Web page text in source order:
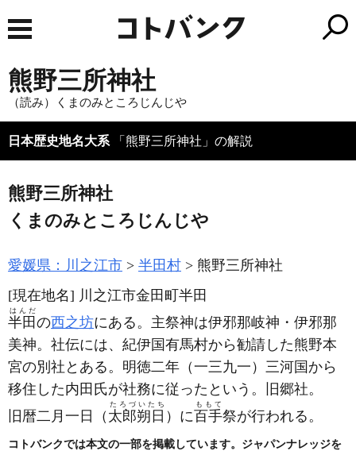
熊野三所神社
（読み）くまのみところじんじや
日本歴史地名大系 「熊野三所神社」の解説
熊野三所神社
くまのみところじんじや
愛媛県：川之江市 半田村
熊野三所神社
[現在地名] 川之江市金田町半田
半田
はんだ
の西之坊にある。主祭神は伊邪那岐神・伊邪那
美神。社伝には、紀伊国有馬村から勧請した熊野本
宮の別社とある。明徳二年 （一三九一） 三河国から
移住した内田氏が社務に従ったという。旧郷社。
旧暦二月一日（ 太郎朔日
たろづいたち
）に百手
ももて
祭が行われる。
コトバンクでは本文の一部を掲載しています。ジャパンナレッジを